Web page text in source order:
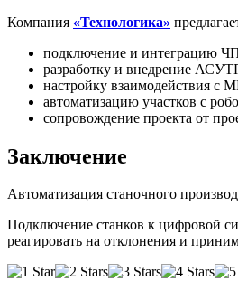
Компания «Технологика»
подключение и интеграцию
разработку и внедрение
настройку взаимодействия с
автоматизацию участков с
сопровождение проекта от
Заключение
Автоматизация станочного
Подключение станков к цифровой
реагировать на отклонения и